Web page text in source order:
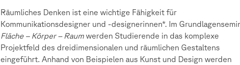
Räumliches Denken ist eine wichtige Fähigkeit für
Kommunikationsdesigner und -designerinnen*. Im
Fläche – Körper – Raum werden Studierende in das komplexe
Projektfeld des dreidimensionalen und räumlichen Gestaltens
eingeführt. Anhand von Beispielen aus Kunst und Design werden